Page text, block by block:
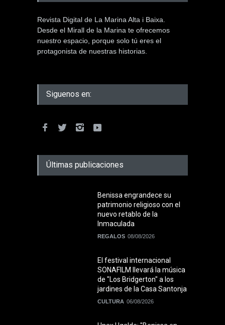
Revista Digital de La Marina Alta i Baixa.
Desde el Mirall de la Marina te ofrecemos
nuestro espacio, porque solo tú eres el
protagonista de nuestras historias.
Siguenos en:
Últimas publicaciones
Benissa engrandece su
patrimonio religioso con el
nuevo retablo de la
Inmaculada
REGALOS 08/08/2026
El festival internacional
SONAFILM llevará la música
de "Los Bridgerton" a los
jardines de la Casa Santonja
CULTURA 06/08/2026